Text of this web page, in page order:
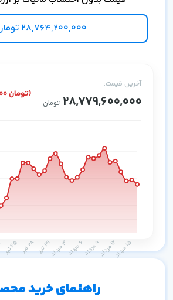
28,764,200,000
آخرین قیمت:
28,779,600,000 تومان
%0.6- (166,500,000 تومان)
راهنمای خرید